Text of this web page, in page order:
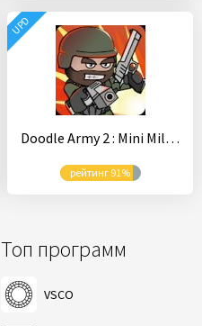
Топ программ
VSCO
Doodle Army 2 : Mini Militia
рейтинг 91%
UPD